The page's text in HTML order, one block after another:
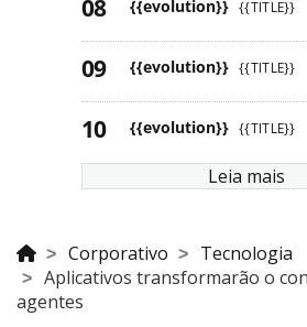
{{evolution}} {{TITLE}}
{{evolution}} {{TITLE}}
{{evolution}} {{TITLE}}
Leia mais
Corporativo
Tecnologia
Aplicativos transformarão o
agentes